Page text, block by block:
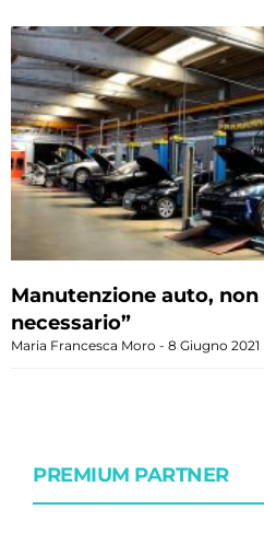
Manutenzione auto,
necessario”
Maria Francesca Moro 8 Giugno 2021
PREMIUM PARTNER